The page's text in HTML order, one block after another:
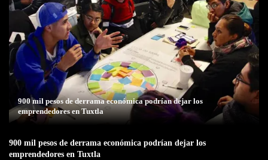
900 mil pesos de derrama económica podrían dejar los
emprendedores en Tuxtla
900 mil pesos de derrama económica podrían dejar los
emprendedores en Tuxtla